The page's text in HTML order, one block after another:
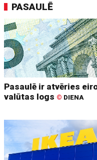
PASAULĒ
Pasaulē ir atvēries
valūtas logs © DIENA